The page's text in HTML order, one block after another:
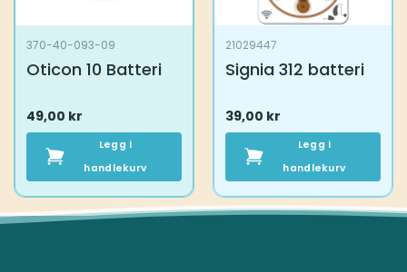
370-40-093-09
Oticon 10 Batteri
49,00 kr
Legg i
handlekurv
21029447
Signia 312 batteri
39,00 kr
Legg i
handlekurv